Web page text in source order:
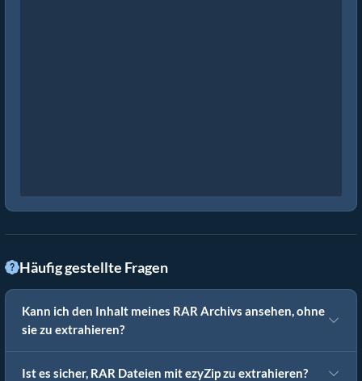
Häufig gestellte Fragen
Kann ich den Inhalt meines RAR Archivs ansehen, ohne
sie zu extrahieren?
Ist es sicher, RAR Dateien mit ezyZip zu extrahieren?